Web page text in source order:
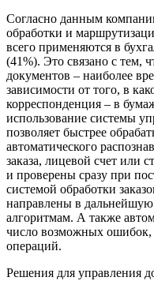
Согласно данным
обработки и
всего применяются в
(41%). Это связано с тем,
документов – наиболее
зависимости от того, в
корреспонденция – в
использование системы
позволяет быстрее
автоматического
заказа, лицевой счет или
и проверены сразу при
системой обработки
направлены в дальнейшую
алгоритмам. А также
число возможных ошибок,
операций.
Решения для управления